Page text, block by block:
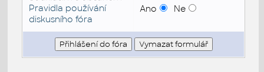
Pravidla používání
diskusního fóra
Ano Ne